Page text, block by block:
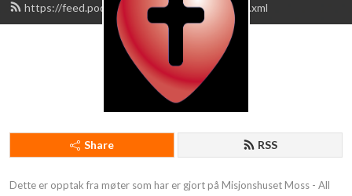
https://feed.podbean.com/misjonshuset/feed.xml
Share RSS
Dette er opptak fra møter som har er gjort på Misjonshuset Moss - All